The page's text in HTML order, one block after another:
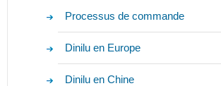
Processus de commande
Dinilu en Europe
Dinilu en Chine